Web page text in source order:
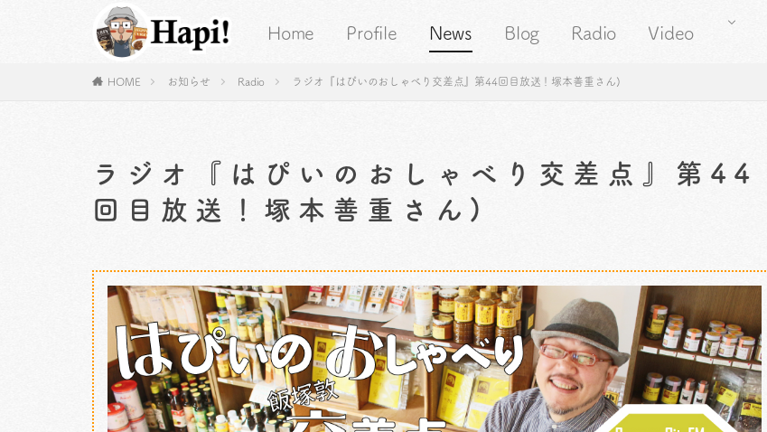
Home Profile News Blog Radio Video
HOME お知らせ Radio ラジオ『はぴいのおしゃべり交差点』第44回目放送！塚本善重さん)
ラジオ『はぴいのおしゃべり交差点』第44
回目放送！塚本善重さん)